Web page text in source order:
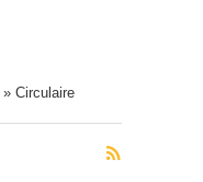
» Circulaire